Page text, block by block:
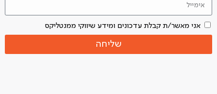
אני מאשר/ת קבלת עדכונים ומידע שיווקי ממנטליקס
שליחה